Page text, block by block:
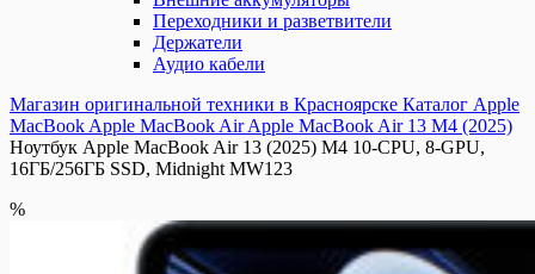
Переходники и разветвители
Держатели
Аудио кабели
Магазин оригинальной техники в Красноярске Каталог Apple
MacBook Apple MacBook Air Apple MacBook Air 13 M4 (2025)
Ноутбук Apple MacBook Air 13 (2025) M4 10-CPU, 8-GPU,
16ГБ/256ГБ SSD, Midnight MW123
%